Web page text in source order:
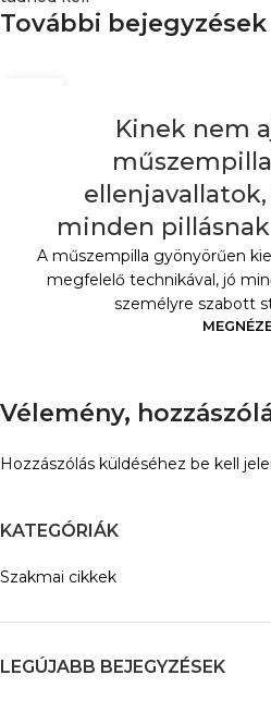
További bejegyzések
Kinek nem
minden pillásnak
A műszempilla gyönyörűen
megfelelő technikával, jó
személyre szabott
Vélemény,
Hozzászólás küldéséhez be kell
KATEGÓRIÁK
Szakmai cikkek
LEGÚJABB BEJEGYZÉSEK